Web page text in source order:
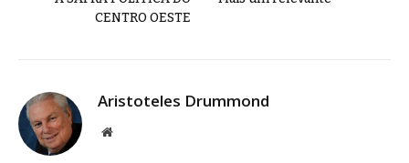
CENTRO OESTE
Aristoteles Drummond
Site